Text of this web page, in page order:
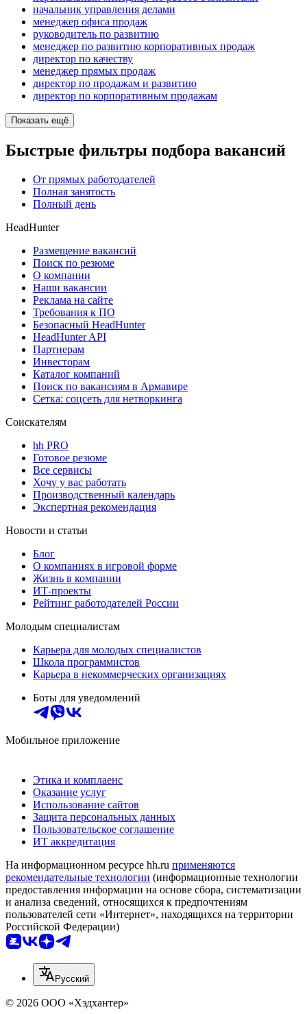
начальник управления делами
менеджер офиса продаж
руководитель по развитию
менеджер по развитию корпоративных продаж
директор по качеству
менеджер прямых продаж
директор по продажам и развитию
директор по корпоративным продажам
Показать ещё
Быстрые фильтры подбора вакансий
От прямых работодателей
Полная занятость
Полный день
HeadHunter
Размещение вакансий
Поиск по резюме
О компании
Наши вакансии
Реклама на сайте
Требования к ПО
Безопасный HeadHunter
HeadHunter API
Партнерам
Инвесторам
Каталог компаний
Поиск по вакансиям в Армавире
Сетка: соцсеть для нетворкинга
Соискателям
hh PRO
Готовое резюме
Все сервисы
Хочу у вас работать
Производственный календарь
Экспертная рекомендация
Новости и статьи
Блог
О компаниях в игровой форме
Жизнь в компании
ИТ-проекты
Рейтинг работодателей России
Молодым специалистам
Карьера для молодых специалистов
Школа программистов
Карьера в некоммерческих организациях
Боты для уведомлений
Мобильное приложение
Этика и комплаенс
Оказание услуг
Использование сайтов
Защита персональных данных
Пользовательское соглашение
ИТ аккредитация
На информационном ресурсе hh.ru применяются
рекомендательные технологии (информационные технологии
предоставления информации на основе сбора, систематизации
и анализа сведений, относящихся к предпочтениям
пользователей сети «Интернет», находящихся на территории
Российской Федерации)
Русский
© 2026 ООО «Хэдхантер»